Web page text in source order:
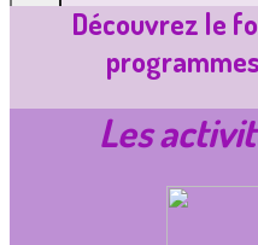
Découvrez le
Les